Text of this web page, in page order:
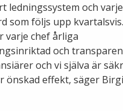
ledningssystem och varje
som följs upp kvartalsvis.
varje chef årliga
och
och vi själva är
önskad effekt, säger